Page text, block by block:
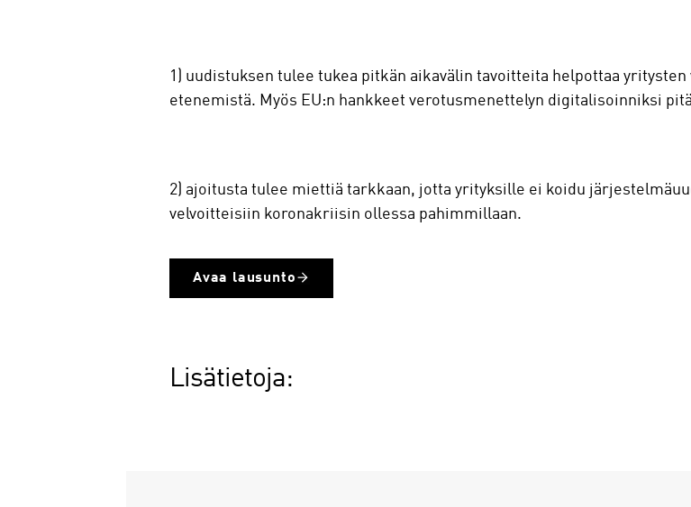
1) uudistuksen tulee tukea pitkän aikavälin tavoitteita helpottaa
etenemistä. Myös EU:n hankkeet verotusmenettelyn digitalisoinniksi
2) ajoitusta tulee miettiä tarkkaan, jotta yrityksille ei koidu
velvoitteisiin koronakriisin ollessa pahimmillaan.
Avaa lausunto
Lisätietoja: